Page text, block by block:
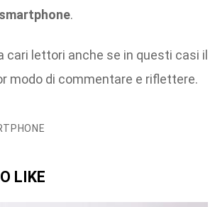
.
cari lettori anche se in questi casi il
modo di commentare e riflettere.
LIKE